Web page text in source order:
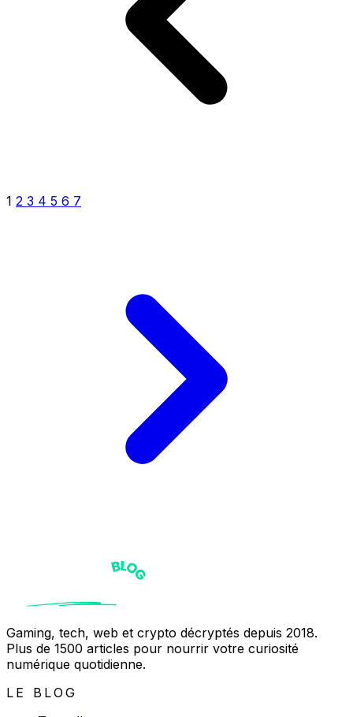
1 2 3 4 5 6 7
Gaming, tech, web et crypto décryptés depuis 2018.
Plus de 1500 articles pour nourrir votre curiosité
numérique quotidienne.
LE BLOG